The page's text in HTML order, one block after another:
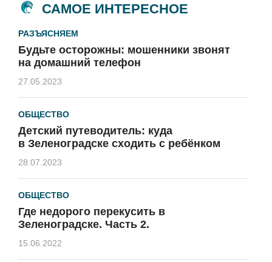
САМОЕ ИНТЕРЕСНОЕ
РАЗЪЯСНЯЕМ
Будьте осторожны: мошенники звонят
на домашний телефон
27.05.2023
ОБЩЕСТВО
Детский путеводитель: куда
в Зеленоградске сходить с ребёнком
28.07.2023
ОБЩЕСТВО
Где недорого перекусить в
Зеленоградске. Часть 2.
15.06.2022